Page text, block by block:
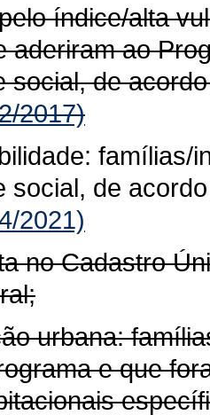
índice/alta
aderiram ao
social, de
2017)
famílias/
social, de
2021)
no Cadastro
urbana:
e que